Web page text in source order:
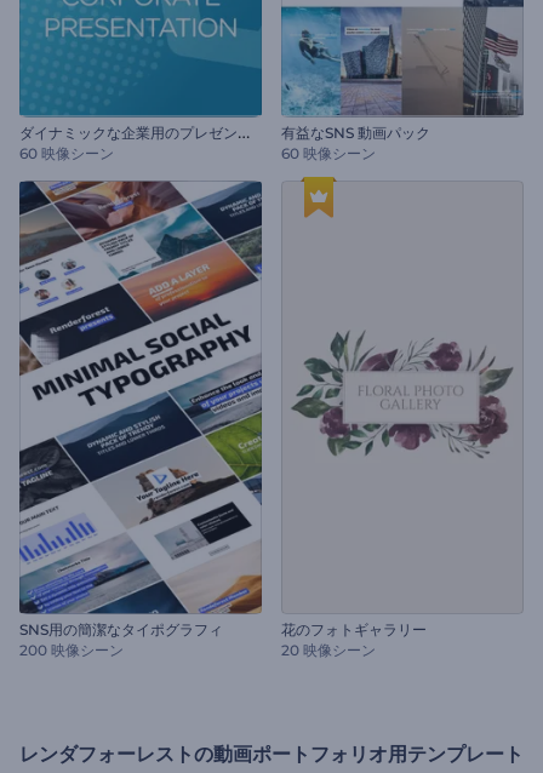
ダ
イナミックな企業用のプレゼンテーション
60 映像シーン
有益なSNS 動画パック
60 映像シーン
SNS用の簡潔なタイポグラフィ
200 映像シーン
花のフォトギャラリー
20 映像シーン
レンダフォーレストの動画ポートフォリオ用テンプレート